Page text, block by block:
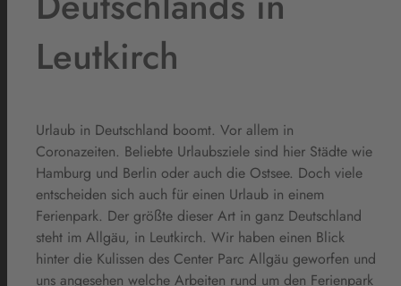
Leutkirch
Urlaub in Deutschland boomt. Vor allem in
Coronazeiten. Beliebte Urlaubsziele sind hier Städte wie
Hamburg und Berlin oder auch die Ostsee. Doch viele
entscheiden sich auch für einen Urlaub in einem
Ferienpark. Der größte dieser Art in ganz Deutschland
steht im Allgäu, in Leutkirch. Wir haben einen Blick
hinter die Kulissen des Center Parc Allgäu geworfen und
uns angesehen welche Arbeiten rund um den Ferienpark